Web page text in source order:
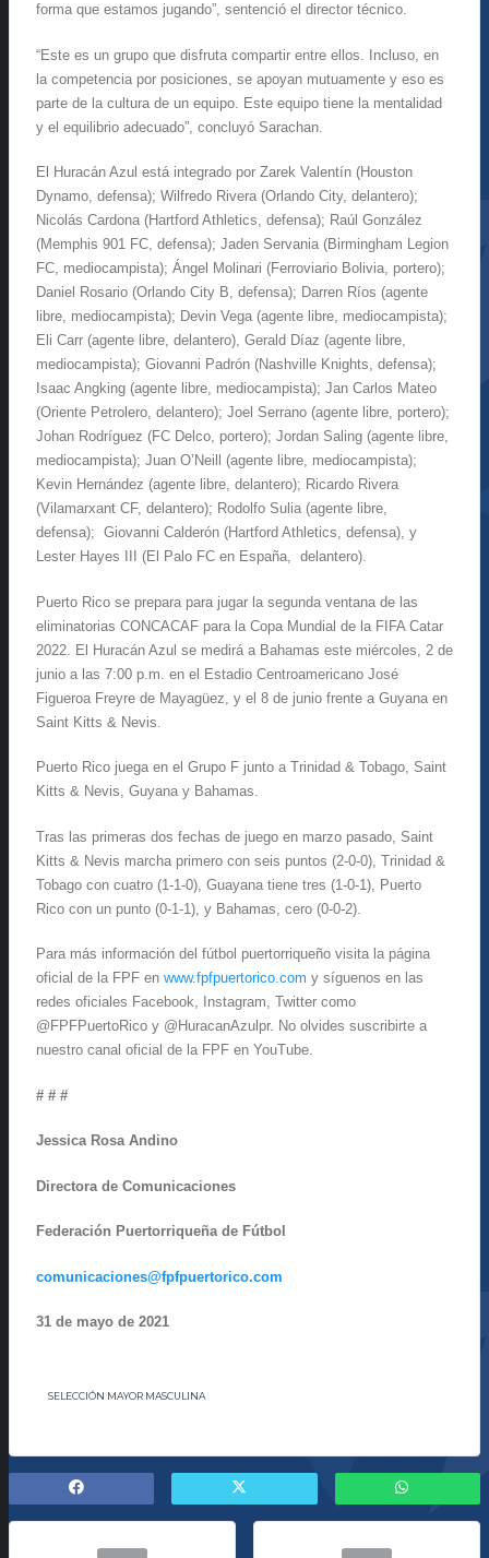
forma que estamos jugando”, sentenció el director técnico.
“Este es un grupo que disfruta compartir entre ellos. Incluso, en
la competencia por posiciones, se apoyan mutuamente y eso es
parte de la cultura de un equipo. Este equipo tiene la mentalidad
y el equilibrio adecuado”, concluyó Sarachan.
El Huracán Azul está integrado por Zarek Valentín (Houston
Dynamo, defensa); Wilfredo Rivera (Orlando City, delantero);
Nicolás Cardona (Hartford Athletics, defensa); Raúl González
(Memphis 901 FC, defensa); Jaden Servania (Birmingham Legion
FC, mediocampista); Ángel Molinari (Ferroviario Bolivia, portero);
Daniel Rosario (Orlando City B, defensa); Darren Ríos (agente
libre, mediocampista); Devin Vega (agente libre, mediocampista);
Eli Carr (agente libre, delantero), Gerald Díaz (agente libre,
mediocampista); Giovanni Padrón (Nashville Knights, defensa);
Isaac Angking (agente libre, mediocampista); Jan Carlos Mateo
(Oriente Petrolero, delantero); Joel Serrano (agente libre, portero);
Johan Rodríguez (FC Delco, portero); Jordan Saling (agente libre,
mediocampista); Juan O’Neill (agente libre, mediocampista);
Kevin Hernández (agente libre, delantero); Ricardo Rivera
(Vilamarxant CF, delantero); Rodolfo Sulia (agente libre,
defensa); Giovanni Calderón (Hartford Athletics, defensa), y
Lester Hayes III (El Palo FC en España, delantero).
Puerto Rico se prepara para jugar la segunda ventana de las
eliminatorias CONCACAF para la Copa Mundial de la FIFA Catar
2022. El Huracán Azul se medirá a Bahamas este miércoles, 2 de
junio a las 7:00 p.m. en el Estadio Centroamericano José
Figueroa Freyre de Mayagüez, y el 8 de junio frente a Guyana en
Saint Kitts & Nevis.
Puerto Rico juega en el Grupo F junto a Trinidad & Tobago, Saint
Kitts & Nevis, Guyana y Bahamas.
Tras las primeras dos fechas de juego en marzo pasado, Saint
Kitts & Nevis marcha primero con seis puntos (2-0-0), Trinidad &
Tobago con cuatro (1-1-0), Guayana tiene tres (1-0-1), Puerto
Rico con un punto (0-1-1), y Bahamas, cero (0-0-2).
Para más información del fútbol puertorriqueño visita la página
oficial de la FPF en www.fpfpuertorico.com y síguenos en las
redes oficiales Facebook, Instagram, Twitter como
@FPFPuertoRico y @HuracanAzulpr. No olvides suscribirte a
nuestro canal oficial de la FPF en YouTube.
# # #
Jessica Rosa Andino
Directora de Comunicaciones
Federación Puertorriqueña de Fútbol
comunicaciones@fpfpuertorico.com
31 de mayo de 2021
SELECCIÓN MAYOR MASCULINA